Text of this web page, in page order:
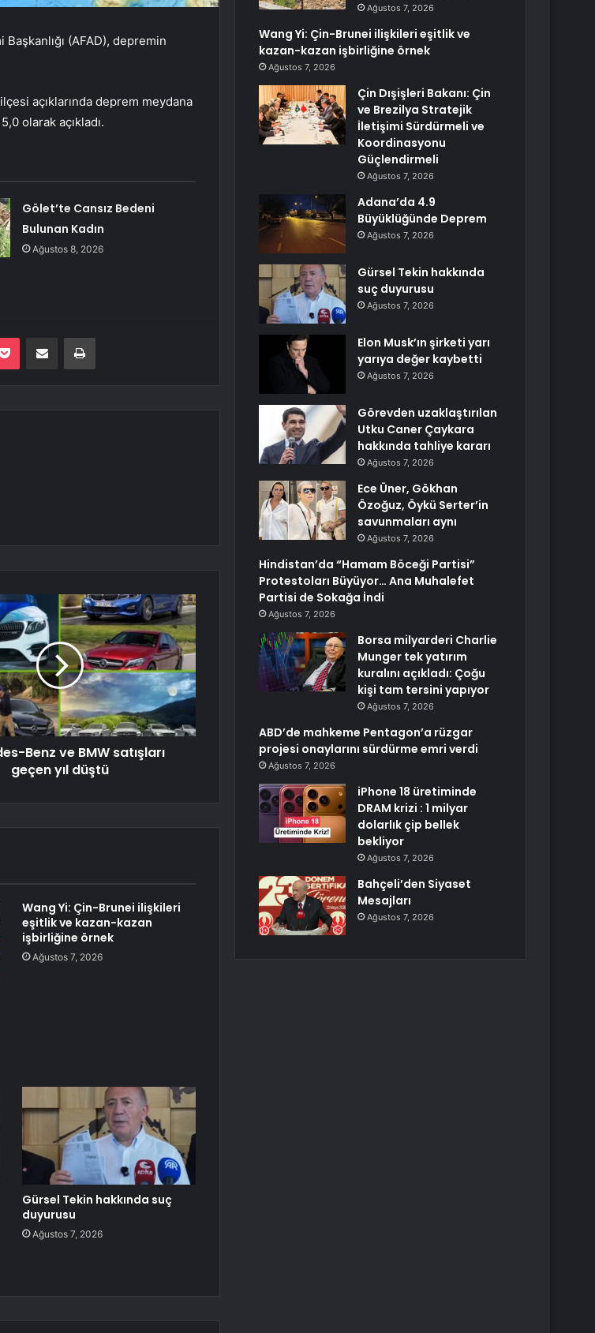
(AFAD), depremin
açıklarında deprem meydana
olarak açıkladı.
Gölet’te Cansız Bedeni
Bulunan Kadın
Ağustos 8, 2026
Pocket E-Posta ile paylaş Yazdır
Benz ve BMW satışları
geçen yıl düştü
Wang Yi: Çin-Brunei ilişkileri
eşitlik ve kazan-kazan
işbirliğine örnek
Ağustos 7, 2026
Gürsel Tekin hakkında suç
duyurusu
Ağustos 7, 2026
Ağustos 7, 2026
Wang Yi: Çin-Brunei ilişkileri eşitlik ve
kazan-kazan işbirliğine örnek
Ağustos 7, 2026
Çin Dışişleri Bakanı: Çin
ve Brezilya Stratejik
İletişimi Sürdürmeli ve
Koordinasyonu
Güçlendirmeli
Ağustos 7, 2026
Adana’da 4.9
Büyüklüğünde Deprem
Ağustos 7, 2026
Gürsel Tekin hakkında
suç duyurusu
Ağustos 7, 2026
Elon Musk’ın şirketi yarı
yarıya değer kaybetti
Ağustos 7, 2026
Görevden uzaklaştırılan
Utku Caner Çaykara
hakkında tahliye kararı
Ağustos 7, 2026
Ece Üner, Gökhan
Özoğuz, Öykü Serter’in
savunmaları aynı
Ağustos 7, 2026
Hindistan’da “Hamam Böceği Partisi”
Protestoları Büyüyor… Ana Muhalefet
Partisi de Sokağa İndi
Ağustos 7, 2026
Borsa milyarderi Charlie
Munger tek yatırım
kuralını açıkladı: Çoğu
kişi tam tersini yapıyor
Ağustos 7, 2026
ABD’de mahkeme Pentagon’a rüzgar
projesi onaylarını sürdürme emri verdi
Ağustos 7, 2026
iPhone 18 üretiminde
DRAM krizi : 1 milyar
dolarlık çip bellek
bekliyor
Ağustos 7, 2026
Bahçeli’den Siyaset
Mesajları
Ağustos 7, 2026